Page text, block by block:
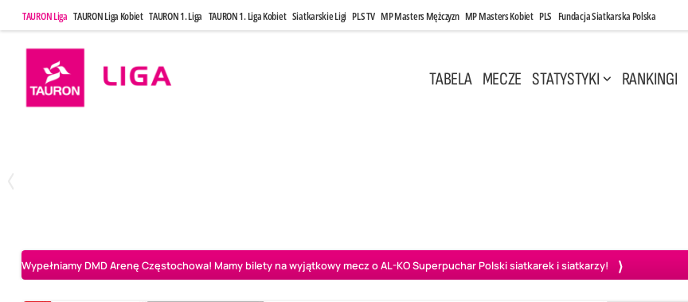
TAURON Liga TAURON Liga Kobiet TAURON 1. Liga TAURON 1. Liga Kobiet Siatkarskie Ligi PLS TV MP Masters Mężczyzn MP Masters Kobiet PLS Fundacja Siatkarska Polska
TABELA MECZE STATYSTYKI RANKINGI
Wypełniamy DMD Arenę Częstochowa! Mamy bilety na wyjątkowy mecz o AL-KO Superpuchar Polski siatkarek i siatkarzy!